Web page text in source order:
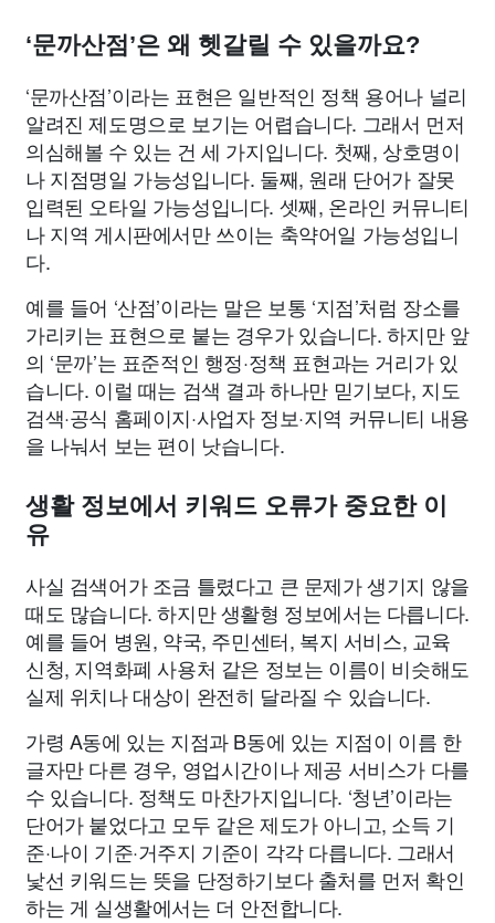
‘문까산점’은 왜 헷갈릴 수 있을까요?
‘문까산점’이라는 표현은 일반적인 정책 용어나 널리
알려진 제도명으로 보기는 어렵습니다. 그래서 먼저
의심해볼 수 있는 건 세 가지입니다. 첫째, 상호명이
나 지점명일 가능성입니다. 둘째, 원래 단어가 잘못
입력된 오타일 가능성입니다. 셋째, 온라인 커뮤니티
나 지역 게시판에서만 쓰이는 축약어일 가능성입니
다.
예를 들어 ‘산점’이라는 말은 보통 ‘지점’처럼 장소를
가리키는 표현으로 붙는 경우가 있습니다. 하지만 앞
의 ‘문까’는 표준적인 행정·정책 표현과는 거리가 있
습니다. 이럴 때는 검색 결과 하나만 믿기보다, 지도
검색·공식 홈페이지·사업자 정보·지역 커뮤니티 내용
을 나눠서 보는 편이 낫습니다.
생활 정보에서 키워드 오류가 중요한 이
유
사실 검색어가 조금 틀렸다고 큰 문제가 생기지 않을
때도 많습니다. 하지만 생활형 정보에서는 다릅니다.
예를 들어 병원, 약국, 주민센터, 복지 서비스, 교육
신청, 지역화폐 사용처 같은 정보는 이름이 비슷해도
실제 위치나 대상이 완전히 달라질 수 있습니다.
가령 A동에 있는 지점과 B동에 있는 지점이 이름 한
글자만 다른 경우, 영업시간이나 제공 서비스가 다를
수 있습니다. 정책도 마찬가지입니다. ‘청년’이라는
단어가 붙었다고 모두 같은 제도가 아니고, 소득 기
준·나이 기준·거주지 기준이 각각 다릅니다. 그래서
낯선 키워드는 뜻을 단정하기보다 출처를 먼저 확인
하는 게 실생활에서는 더 안전합니다.